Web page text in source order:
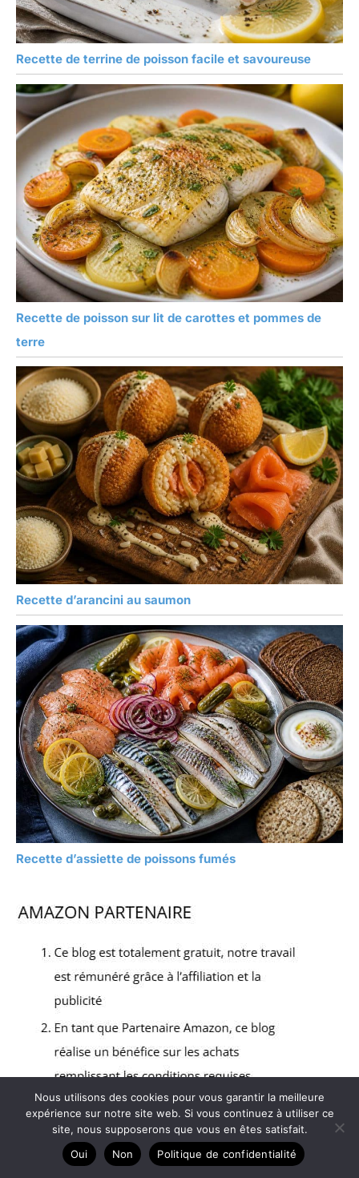
Recette de terrine de poisson facile et savoureuse
Recette de poisson sur lit de carottes et pommes de
terre
Recette d’arancini au saumon
Recette d’assiette de poissons fumés
Nous utilisons des cookies pour vous garantir la meilleure
expérience sur notre site web. Si vous continuez à utiliser ce
site, nous supposerons que vous en êtes satisfait.
Oui
Non Politique de confidentialité